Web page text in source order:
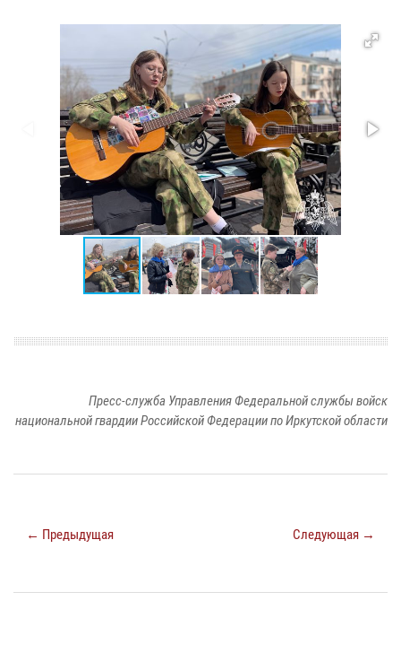
Пресс-служба Управления Федеральной службы войск
национальной гвардии Российской Федерации по Иркутской области
← Предыдущая Следующая →